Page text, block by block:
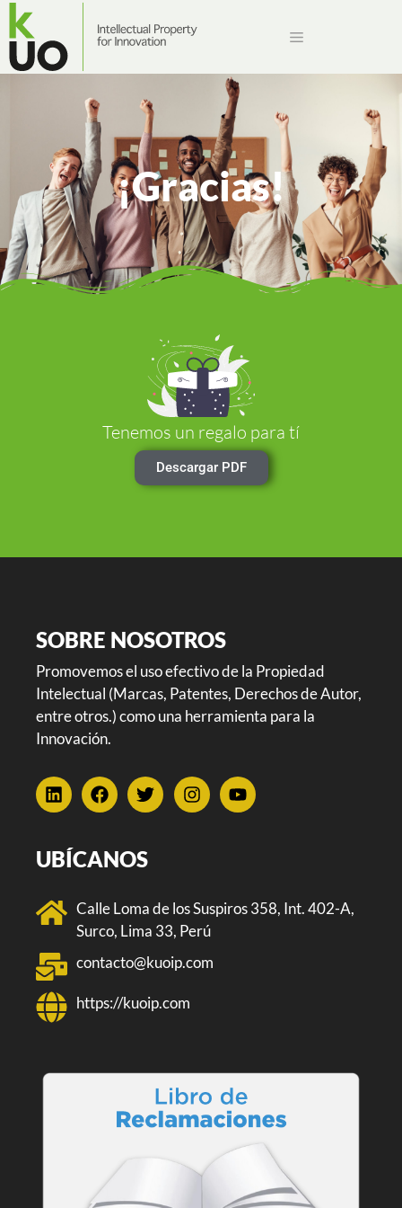
¡Gracias!
Tenemos un regalo para tí
Descargar PDF
SOBRE NOSOTROS
Promovemos el uso efectivo de la Propiedad
Intelectual (Marcas, Patentes, Derechos de Autor,
entre otros.) como una herramienta para la
Innovación.
UBÍCANOS
Calle Loma de los Suspiros 358, Int. 402-A,
Surco, Lima 33, Perú
contacto@kuoip.com
https://kuoip.com